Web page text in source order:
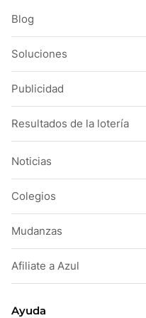
Blog
Soluciones
Publicidad
Resultados de la lotería
Noticias
Colegios
Mudanzas
Afiliate a Azul
Ayuda